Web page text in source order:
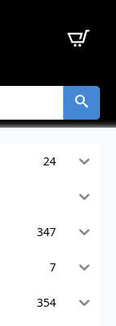
24
347
7
354